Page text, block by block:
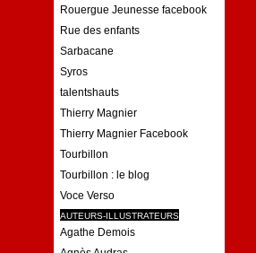
Rouergue Jeunesse facebook
Rue des enfants
Sarbacane
Syros
talentshauts
Thierry Magnier
Thierry Magnier Facebook
Tourbillon
Tourbillon : le blog
Voce Verso
AUTEURS-ILLUSTRATEURS
Agathe Demois